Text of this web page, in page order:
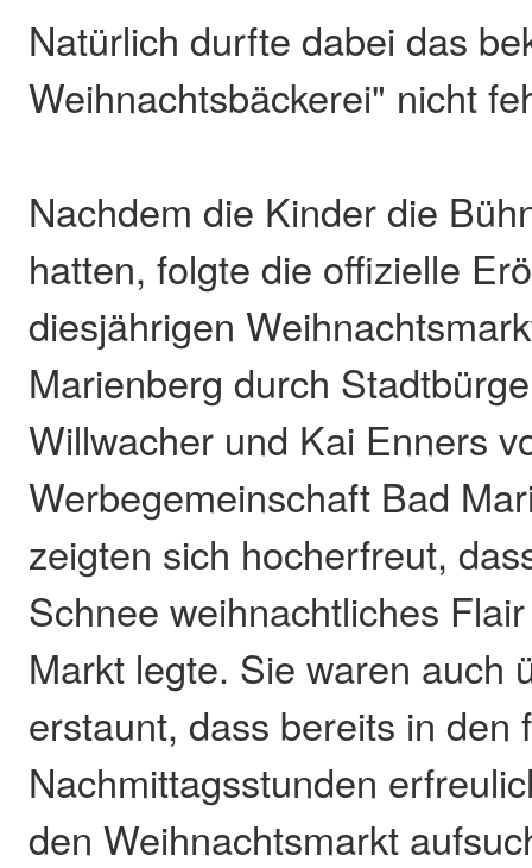
Natürlich durfte dabei das
Weihnachtsbäckerei" nicht
Nachdem die Kinder die
hatten, folgte die offizielle
diesjährigen
Marienberg durch
Willwacher und Kai Enners
Werbegemeinschaft Bad
zeigten sich hocherfreut,
Schnee weihnachtliches
Markt legte. Sie waren auch
erstaunt, dass bereits in den
Nachmittagsstunden
den Weihnachtsmarkt